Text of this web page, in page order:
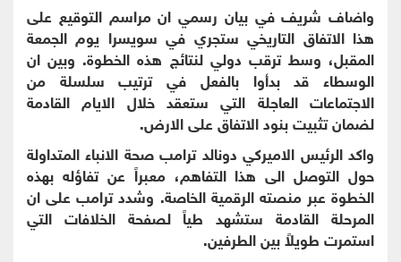
واضاف شريف في بيان رسمي ان مراسم التوقيع على
هذا الاتفاق التاريخي ستجري في سويسرا يوم الجمعة
المقبل، وسط ترقب دولي لنتائج هذه الخطوة. وبين ان
الوسطاء قد بدأوا بالفعل في ترتيب سلسلة من
الاجتماعات العاجلة التي ستعقد خلال الايام القادمة
لضمان تثبيت بنود الاتفاق على الارض.
واكد الرئيس الاميركي دونالد ترامب صحة الانباء المتداولة
حول التوصل الى هذا التفاهم، معبراً عن تفاؤله بهذه
الخطوة عبر منصته الرقمية الخاصة. وشدد ترامب على ان
المرحلة القادمة ستشهد طياً لصفحة الخلافات التي
استمرت طويلاً بين الطرفين.